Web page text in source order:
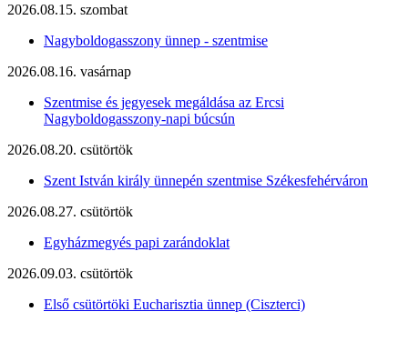
2026.08.15. szombat
Nagyboldogasszony ünnep - szentmise
2026.08.16. vasárnap
Szentmise és jegyesek megáldása az Ercsi
Nagyboldogasszony-napi búcsún
2026.08.20. csütörtök
Szent István király ünnepén szentmise Székesfehérváron
2026.08.27. csütörtök
Egyházmegyés papi zarándoklat
2026.09.03. csütörtök
Első csütörtöki Eucharisztia ünnep (Ciszterci)